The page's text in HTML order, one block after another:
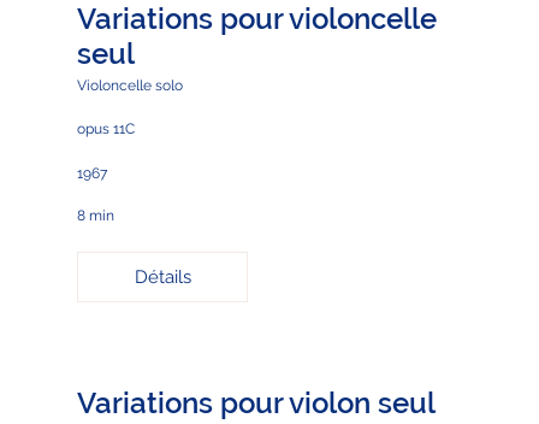
Variations pour violoncelle
seul
Violoncelle solo
opus 11C
1967
8 min
Détails
Variations pour violon seul